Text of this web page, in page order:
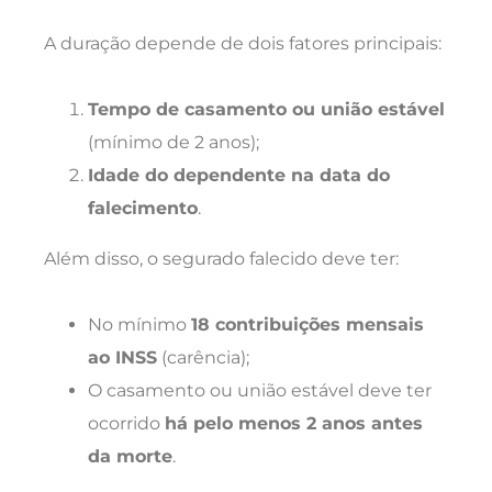
A duração depende de dois fatores principais:
Tempo de casamento ou união estável
(mínimo de 2 anos);
Idade do dependente na data do
falecimento.
Além disso, o segurado falecido deve ter:
No mínimo 18 contribuições mensais
ao INSS (carência);
O casamento ou união estável deve ter
ocorrido há pelo menos 2 anos antes
da morte.